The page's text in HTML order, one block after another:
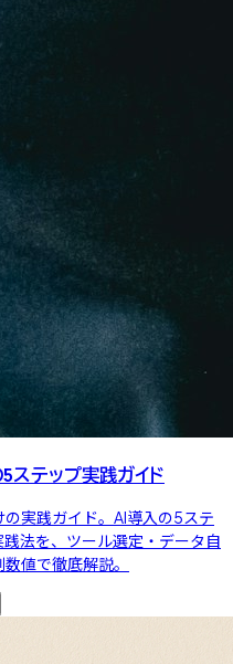
ステップ実践ガイド
実践ガイド。AI導入の5ステ
法を、ツール選定・データ自
値で徹底解説。